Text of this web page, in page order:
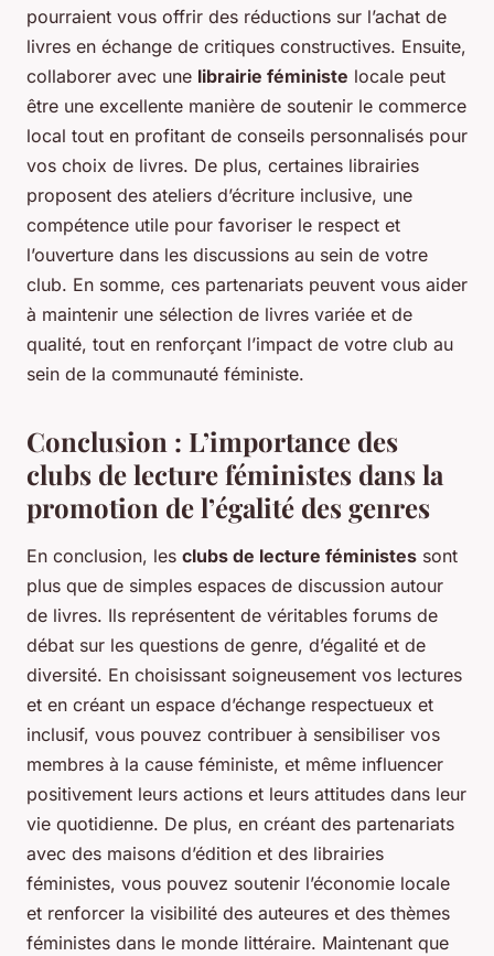
pourraient vous offrir des réductions sur l’achat de
livres en échange de critiques constructives. Ensuite,
collaborer avec une librairie féministe locale peut
être une excellente manière de soutenir le commerce
local tout en profitant de conseils personnalisés pour
vos choix de livres. De plus, certaines librairies
proposent des ateliers d’écriture inclusive, une
compétence utile pour favoriser le respect et
l’ouverture dans les discussions au sein de votre
club. En somme, ces partenariats peuvent vous aider
à maintenir une sélection de livres variée et de
qualité, tout en renforçant l’impact de votre club au
sein de la communauté féministe.
Conclusion : L’importance des
clubs de lecture féministes dans la
promotion de l’égalité des genres
En conclusion, les clubs de lecture féministes sont
plus que de simples espaces de discussion autour
de livres. Ils représentent de véritables forums de
débat sur les questions de genre, d’égalité et de
diversité. En choisissant soigneusement vos lectures
et en créant un espace d’échange respectueux et
inclusif, vous pouvez contribuer à sensibiliser vos
membres à la cause féministe, et même influencer
positivement leurs actions et leurs attitudes dans leur
vie quotidienne. De plus, en créant des partenariats
avec des maisons d’édition et des librairies
féministes, vous pouvez soutenir l’économie locale
et renforcer la visibilité des auteures et des thèmes
féministes dans le monde littéraire. Maintenant que